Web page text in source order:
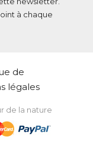
à chaque
de
légales
de la nature